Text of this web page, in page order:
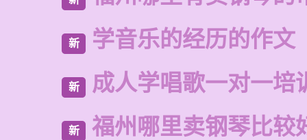
新 学音乐的经历的作文
新 成人学唱歌一对一培
新 福州哪里卖钢琴比较